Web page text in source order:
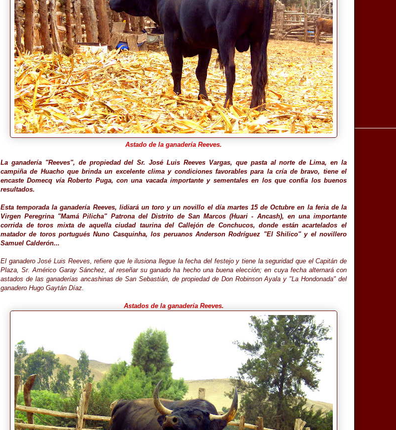
Astado de la ganadería Reeves.
La ganadería "Reeves", de propiedad del Sr. José Luis Reeves Vargas, que pasta al norte de Lima, en la
campiña de Huacho que brinda un excelente clima y condiciones favorables para la cría de bravo, tiene el
encaste Domecq vía Roberto Puga, con una vacada importante y sementales en los que confía los buenos
resultados.
Esta temporada la ganadería Reeves, lidiará un toro y un novillo el día martes 15 de Octubre en la feria de la
Virgen Peregrina "Mamá Pilicha" Patrona del Distrito de San Marcos (Huari - Ancash), en una importante
corrida de toros mixta de aquella ciudad taurina del Callejón de Conchucos, donde están acartelados el
matador de toros portugués Nuno Casquinha, los peruanos Anderson Rodríguez "El Shilico" y el novillero
Samuel Calderón...
El ganadero José Luis Reeves, refiere que le ilusiona llegue la fecha del festejo y tiene la seguridad que el Capitán de
Plaza, Sr. Américo Garay Sánchez, al reseñar su ganado ha hecho una buena elección; en cuya fecha alternará con
astados de las ganaderías ancashinas de San Sebastián, de propiedad de Don Robinson Ayala y "La Hondonada" del
ganadero Hugo Gaytán Díaz.
Astados de la ganadería Reeves.